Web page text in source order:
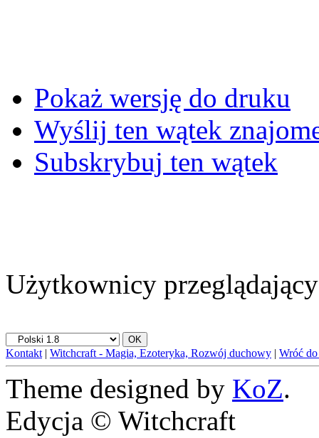
Pokaż wersję do druku
Wyślij ten wątek
Subskrybuj ten wątek
Użytkownicy
Kontakt | Witchcraft - Magia, Ezoteryka, Rozwój duchowy | Wróć
Theme designed by KoZ.
Edycja © Witchcraft